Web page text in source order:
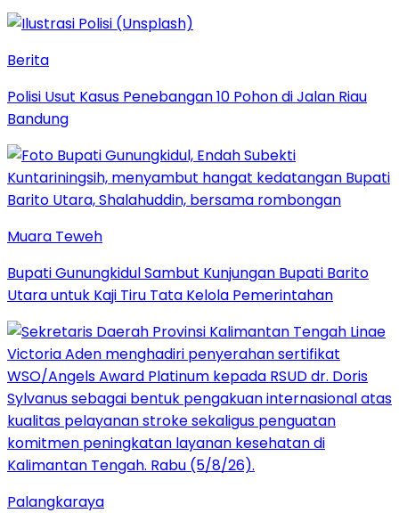
Berita
Polisi Usut Kasus Penebangan 10 Pohon di Jalan Riau
Bandung
Muara Teweh
Bupati Gunungkidul Sambut Kunjungan Bupati Barito
Utara untuk Kaji Tiru Tata Kelola Pemerintahan
Palangkaraya